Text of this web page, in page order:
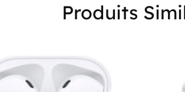
Produits